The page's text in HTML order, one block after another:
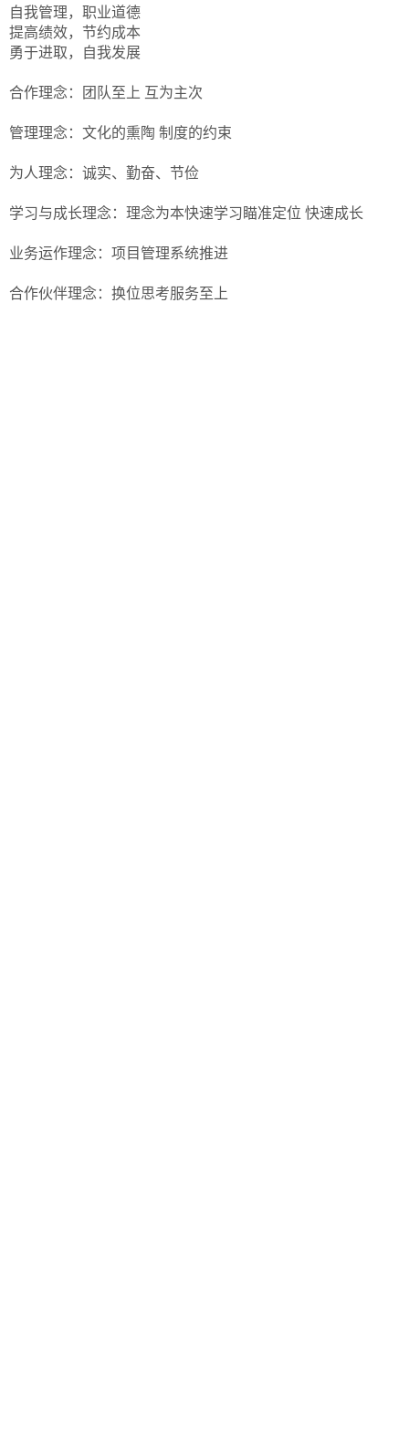
自我管理，职业道德
提高绩效，节约成本
勇于进取，自我发展
合作理念：团队至上 互为主次
管理理念：文化的熏陶 制度的约束
为人理念：诚实、勤奋、节俭
学习与成长理念：理念为本快速学习瞄准定位 快速成长
业务运作理念：项目管理系统推进
合作伙伴理念：换位思考服务至上